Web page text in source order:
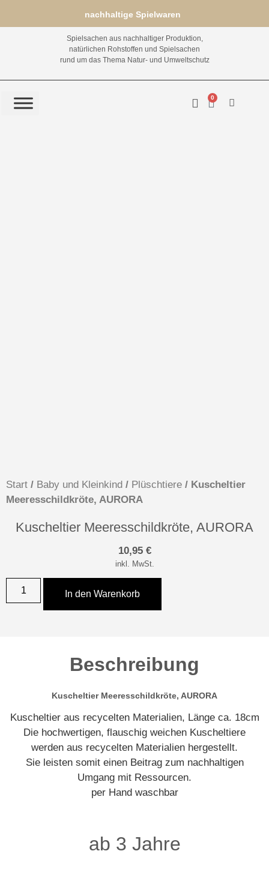
nachhaltige Spielwaren
Spielsachen aus nachhaltiger Produktion,
natürlichen Rohstoffen und Spielsachen
rund um das Thema Natur- und Umweltschutz
0
Start / Baby und Kleinkind / Plüschtiere / Kuscheltier
Meeresschildkröte, AURORA
Kuscheltier Meeresschildkröte, AURORA
10,95 €
inkl. MwSt.
In den Warenkorb
Beschreibung
Kuscheltier Meeresschildkröte, AURORA
Kuscheltier aus recycelten Materialien, Länge ca. 18cm
Die hochwertigen, flauschig weichen Kuscheltiere
werden aus recycelten Materialien hergestellt.
Sie leisten somit einen Beitrag zum nachhaltigen
Umgang mit Ressourcen.
per Hand waschbar
ab 3 Jahre